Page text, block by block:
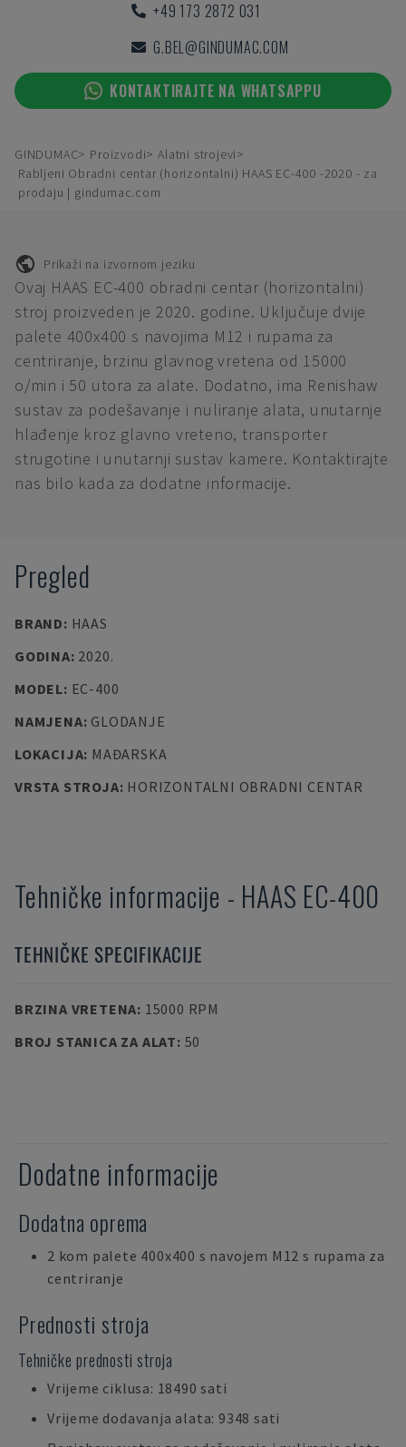
+49 173 2872 031
G.BEL@GINDUMAC.COM
KONTAKTIRAJTE NA WHATSAPPU
GINDUMAC Proizvodi
Alatni strojevi
Rabljeni Obradni centar (horizontalni) HAAS EC-400 -2020 - za
prodaju | gindumac.com
Prikaži na izvornom jeziku
Ovaj HAAS EC-400 obradni centar (horizontalni)
stroj proizveden je 2020. godine. Uključuje dvije
palete 400x400 s navojima M12 i rupama za
centriranje, brzinu glavnog vretena od 15000
o/min i 50 utora za alate. Dodatno, ima Renishaw
sustav za podešavanje i nuliranje alata, unutarnje
hlađenje kroz glavno vreteno, transporter
strugotine i unutarnji sustav kamere. Kontaktirajte
nas bilo kada za dodatne informacije.
Pregled
BRAND: HAAS
GODINA: 2020.
MODEL: EC-400
NAMJENA: GLODANJE
LOKACIJA: MAĐARSKA
VRSTA STROJA: HORIZONTALNI OBRADNI CENTAR
Tehničke informacije - HAAS EC-400
TEHNIČKE SPECIFIKACIJE
BRZINA VRETENA: 15000 RPM
BROJ STANICA ZA ALAT: 50
Dodatne informacije
Dodatna oprema
2 kom palete 400x400 s navojem M12 s rupama za
centriranje
Prednosti stroja
Tehničke prednosti stroja
Vrijeme ciklusa: 18490 sati
Vrijeme dodavanja alata: 9348 sati